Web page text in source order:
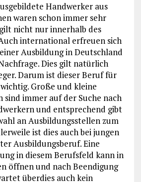
Handwerker aus
waren schon immer sehr
nicht nur innerhalb des
international erfreuen sich
Ausbildung in Deutschland
Dies gilt natürlich
Darum ist dieser Beruf für
Große und kleine
immer auf der Suche nach
und entsprechend gibt
an Ausbildungsstellen zum
ist dies auch bei jungen
Ausbildungsberuf. Eine
in diesem Berufsfeld kann in
öffnen und nach Beendigung
überdies auch kein